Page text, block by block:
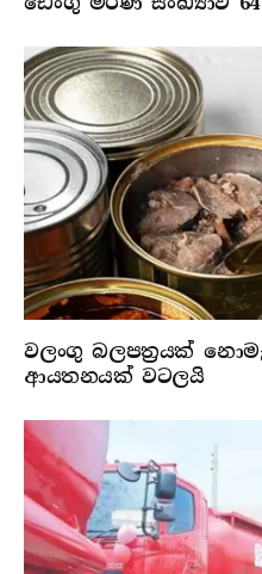
වලංගු බලපත්‍රයක්
ආයතනයක් වටලයි